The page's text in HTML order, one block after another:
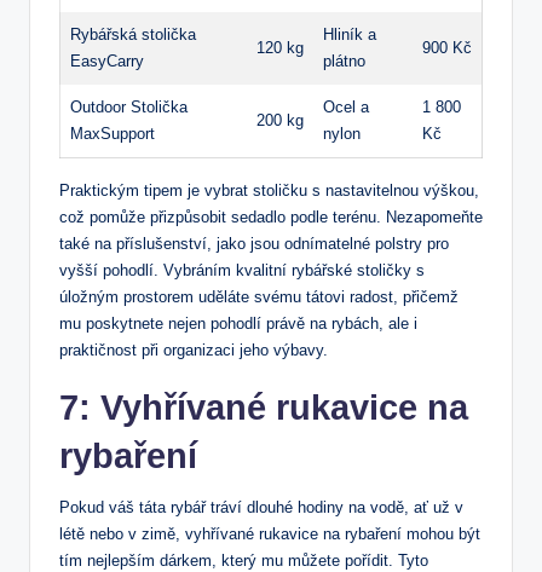
Rybářská stolička
EasyCarry
120 kg
Hliník a
plátno
900 Kč
Outdoor Stolička
MaxSupport
200 kg
Ocel a
nylon
1 800
Kč
Praktickým tipem je vybrat stoličku s nastavitelnou výškou,
což pomůže přizpůsobit sedadlo podle terénu. Nezapomeňte
také na příslušenství, jako jsou odnímatelné polstry pro
vyšší pohodlí. Vybráním kvalitní rybářské stoličky s
úložným prostorem uděláte svému tátovi radost, přičemž
mu poskytnete nejen pohodlí právě na rybách, ale i
praktičnost při organizaci jeho výbavy.
7: Vyhřívané rukavice na
rybaření
Pokud váš táta rybář tráví dlouhé hodiny na vodě, ať už v
létě nebo v zimě, vyhřívané rukavice na rybaření mohou být
tím nejlepším dárkem, který mu můžete pořídit. Tyto